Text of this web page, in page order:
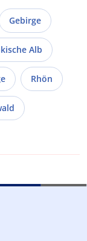
Gebirge
Alb
Rhön